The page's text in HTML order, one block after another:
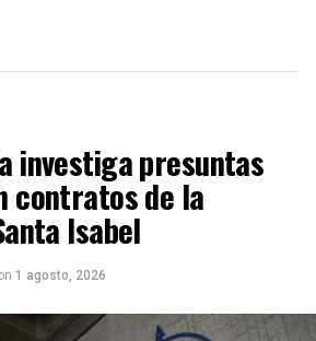
investiga presuntas
contratos de la
Isabel
1 agosto, 2026